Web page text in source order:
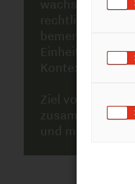
Case Law Clarity
ist es
zusammenzufassen, sondern
und mögliche Auswirkungen auf